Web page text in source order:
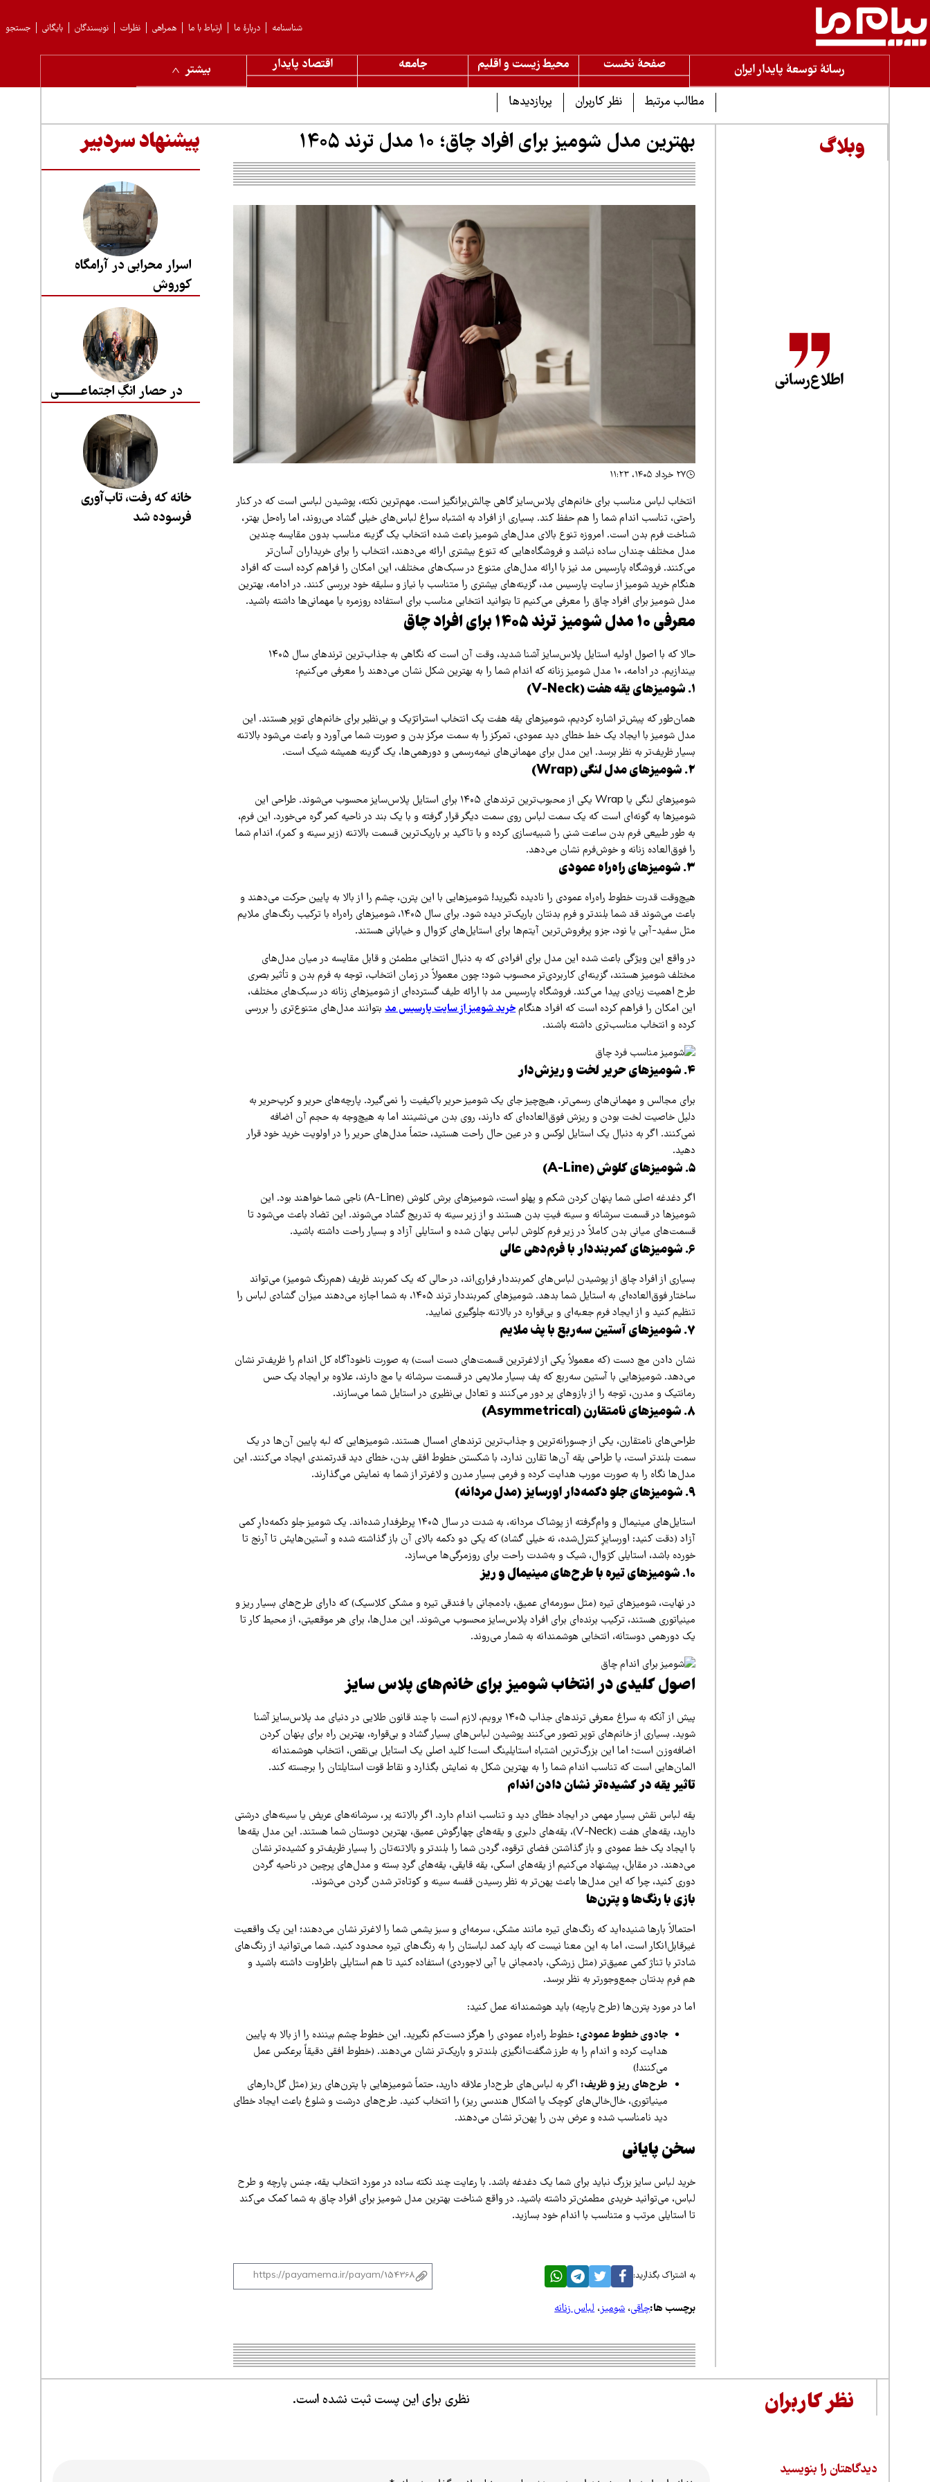
جستجو بایگانی نویسندگان نظرات همراهی ارتباط با ما دربارهٔ ما شناسنامه
رسانۀ توسعۀ پایدار ایران صفحۀ نخست محیط زیست و اقلیم جامعه اقتصاد پایدار
بیشتر
مطالب مرتبط
نظر کاربران پربازدیدها
وبلاگ
اطلاع‌رسانی
بهترین مدل شومیز برای افراد چاق؛ 10 مدل ترند 1405
۲۷ خرداد ۱۴۰۵، ۱۱:۲۳
انتخاب لباس مناسب برای خانم‌های پلاس‌سایز گاهی چالش‌برانگیز است. مهم‌ترین نکته، پوشیدن لباسی است که در کنار
راحتی، تناسب اندام شما را هم حفظ کند. بسیاری از افراد به اشتباه سراغ لباس‌های خیلی گشاد می‌روند، اما راه‌حل بهتر،
شناخت فرم بدن است. امروزه تنوع بالای مدل‌های شومیز باعث شده انتخاب یک گزینه مناسب بدون مقایسه چندین
مدل مختلف چندان ساده نباشد و فروشگاه‌هایی که تنوع بیشتری ارائه می‌دهند، انتخاب را برای خریداران آسان‌تر
می‌کنند. فروشگاه پارسیس مد نیز با ارائه مدل‌های متنوع در سبک‌های مختلف، این امکان را فراهم کرده است که افراد
هنگام خرید شومیز از سایت پارسیس مد، گزینه‌های بیشتری را متناسب با نیاز و سلیقه خود بررسی کنند. در ادامه، بهترین
مدل شومیز برای افراد چاق را معرفی می‌کنیم تا بتوانید انتخابی مناسب برای استفاده روزمره یا مهمانی‌ها داشته باشید.
معرفی 10 مدل شومیز ترند 1405 برای افراد چاق
حالا که با اصول اولیه استایل پلاس‌سایز آشنا شدید، وقت آن است که نگاهی به جذاب‌ترین ترندهای سال ۱۴۰۵
بیندازیم. در ادامه، ۱۰ مدل شومیز زنانه که اندام شما را به بهترین شکل نشان می‌دهند را معرفی می‌کنیم:
۱. شومیزهای یقه هفت (V-Neck)
همان‌طور که پیش‌تر اشاره کردیم، شومیزهای یقه هفت یک انتخاب استراتژیک و بی‌نظیر برای خانم‌های توپر هستند. این
مدل شومیز با ایجاد یک خط خطای دید عمودی، تمرکز را به سمت مرکز بدن و صورت شما می‌آورد و باعث می‌شود بالاتنه
بسیار ظریف‌تر به نظر برسد. این مدل برای مهمانی‌های نیمه‌رسمی و دورهمی‌ها، یک گزینه همیشه شیک است.
۲. شومیزهای مدل لنگی (Wrap)
شومیزهای لنگی یا Wrap یکی از محبوب‌ترین ترندهای ۱۴۰۵ برای استایل پلاس‌سایز محسوب می‌شوند. طراحی این
شومیزها به گونه‌ای است که یک سمت لباس روی سمت دیگر قرار گرفته و با یک بند در ناحیه کمر گره می‌خورد. این فرم،
به طور طبیعی فرم بدن ساعت شنی را شبیه‌سازی کرده و با تاکید بر باریک‌ترین قسمت بالاتنه (زیر سینه و کمر)، اندام شما
را فوق‌العاده زنانه و خوش‌فرم نشان می‌دهد.
۳. شومیزهای راه‌راه عمودی
هیچ‌وقت قدرت خطوط راه‌راه عمودی را نادیده نگیرید! شومیزهایی با این پترن، چشم را از بالا به پایین حرکت می‌دهند و
باعث می‌شوند قد شما بلندتر و فرم بدنتان باریک‌تر دیده شود. برای سال ۱۴۰۵، شومیزهای راه‌راه با ترکیب رنگ‌های ملایم
مثل سفید-آبی یا نود، جزو پرفروش‌ترین آیتم‌ها برای استایل‌های کژوال و خیابانی هستند.
در واقع این ویژگی باعث شده این مدل برای افرادی که به دنبال انتخابی مطمئن و قابل مقایسه در میان مدل‌های
مختلف شومیز هستند، گزینه‌ای کاربردی‌تر محسوب شود؛ چون معمولاً در زمان انتخاب، توجه به فرم بدن و تأثیر بصری
طرح اهمیت زیادی پیدا می‌کند. فروشگاه پارسیس مد با ارائه طیف گسترده‌ای از شومیزهای زنانه در سبک‌های مختلف،
این امکان را فراهم کرده است که افراد هنگامخرید شومیز از سایت پارسیس مدبتوانند مدل‌های متنوع‌تری را بررسی
کرده و انتخاب مناسب‌تری داشته باشند.
۴. شومیزهای حریر لخت و ریزش‌دار
برای مجالس و مهمانی‌های رسمی‌تر، هیچ‌چیز جای یک شومیز حریر باکیفیت را نمی‌گیرد. پارچه‌های حریر و کرپ‌حریر به
دلیل خاصیت لخت بودن و ریزش فوق‌العاده‌ای که دارند، روی بدن می‌نشینند اما به هیچ‌وجه به حجم آن اضافه
نمی‌کنند. اگر به دنبال یک استایل لوکس و در عین حال راحت هستید، حتماً مدل‌های حریر را در اولویت خرید خود قرار
دهید.
۵. شومیزهای کلوش (A-Line)
اگر دغدغه اصلی شما پنهان کردن شکم و پهلو است، شومیزهای برش کلوش (A-Line) ناجی شما خواهند بود. این
شومیزها در قسمت سرشانه و سینه فیتِ بدن هستند و از زیر سینه به تدریج گشاد می‌شوند. این تضاد باعث می‌شود تا
قسمت‌های میانی بدن کاملاً در زیر فرم کلوش لباس پنهان شده و استایلی آزاد و بسیار راحت داشته باشید.
۶. شومیزهای کمربنددار با فرم‌دهی عالی
بسیاری از افراد چاق از پوشیدن لباس‌های کمربنددار فراری‌اند، در حالی که یک کمربند ظریف (هم‌رنگ شومیز) می‌تواند
ساختار فوق‌العاده‌ای به استایل شما بدهد. شومیزهای کمربنددار ترند ۱۴۰۵، به شما اجازه می‌دهند میزان گشادی لباس را
تنظیم کنید و از ایجاد فرم جعبه‌ای و بی‌قواره در بالاتنه جلوگیری نمایید.
۷. شومیزهای آستین سه‌ربع با پف ملایم
نشان دادن مچ دست (که معمولاً یکی از لاغرترین قسمت‌های دست است) به صورت ناخودآگاه کل اندام را ظریف‌تر نشان
می‌دهد. شومیزهایی با آستین سه‌ربع که پف بسیار ملایمی در قسمت سرشانه یا مچ دارند، علاوه بر ایجاد یک حس
رمانتیک و مدرن، توجه را از بازوهای پر دور می‌کنند و تعادل بی‌نظیری در استایل شما می‌سازند.
۸. شومیزهای نامتقارن (Asymmetrical)
طراحی‌های نامتقارن، یکی از جسورانه‌ترین و جذاب‌ترین ترندهای امسال هستند. شومیزهایی که لبه پایین آن‌ها در یک
سمت بلندتر است، یا طراحی یقه آن‌ها تقارن ندارد، با شکستن خطوط افقی بدن، خطای دید قدرتمندی ایجاد می‌کنند. این
مدل‌ها نگاه را به صورت مورب هدایت کرده و فرمی بسیار مدرن و لاغرتر از شما به نمایش می‌گذارند.
۹. شومیزهای جلو دکمه‌دار اورسایز (مدل مردانه)
استایل‌های مینیمال و وام‌گرفته از پوشاک مردانه، به شدت در سال ۱۴۰۵ پرطرفدار شده‌اند. یک شومیز جلو دکمه‌دارِ کمی
آزاد (دقت کنید: اورسایزِ کنترل‌شده، نه خیلی گشاد) که یکی دو دکمه بالای آن باز گذاشته شده و آستین‌هایش تا آرنج تا
خورده باشد، استایلی کژوال، شیک و به‌شدت راحت برای روزمرگی‌ها می‌سازد.
۱۰. شومیزهای تیره با طرح‌های مینیمال و ریز
در نهایت، شومیزهای تیره (مثل سورمه‌ای عمیق، بادمجانی یا فندقی تیره و مشکی کلاسیک) که دارای طرح‌های بسیار ریز و
مینیاتوری هستند، ترکیب برنده‌ای برای افراد پلاس‌سایز محسوب می‌شوند. این مدل‌ها، برای هر موقعیتی، از محیط کار تا
یک دورهمی دوستانه، انتخابی هوشمندانه به شمار می‌روند.
اصول کلیدی در انتخاب شومیز برای خانم‌های پلاس سایز
پیش از آنکه به سراغ معرفی ترندهای جذاب ۱۴۰۵ برویم، لازم است با چند قانون طلایی در دنیای مد پلاس‌سایز آشنا
شوید. بسیاری از خانم‌های توپر تصور می‌کنند پوشیدن لباس‌های بسیار گشاد و بی‌قواره، بهترین راه برای پنهان کردن
اضافه‌وزن است؛ اما این بزرگ‌ترین اشتباه استایلینگ است! کلید اصلی یک استایل بی‌نقص، انتخاب هوشمندانه
المان‌هایی است که تناسب اندام شما را به بهترین شکل به نمایش بگذارد و نقاط قوت استایلتان را برجسته کند.
تاثیر یقه در کشیده‌تر نشان دادن اندام
یقه لباس نقش بسیار مهمی در ایجاد خطای دید و تناسب اندام دارد. اگر بالاتنه پر، سرشانه‌های عریض یا سینه‌های درشتی
دارید، یقه‌های هفت (V-Neck)، یقه‌های دلبری و یقه‌های چهارگوش عمیق، بهترین دوستان شما هستند. این مدل یقه‌ها
با ایجاد یک خط عمودی و باز گذاشتن فضای ترقوه، گردن شما را بلندتر و بالاتنه‌تان را بسیار ظریف‌تر و کشیده‌تر نشان
می‌دهند. در مقابل، پیشنهاد می‌کنیم از یقه‌های اسکی، یقه قایقی، یقه‌های گردِ بسته و مدل‌های پرچین در ناحیه گردن
دوری کنید، چرا که این مدل‌ها باعث پهن‌تر به نظر رسیدن قفسه سینه و کوتاه‌تر شدن گردن می‌شوند.
بازی با رنگ‌ها و پترن‌ها
احتمالاً بارها شنیده‌اید که رنگ‌های تیره مانند مشکی، سرمه‌ای و سبز یشمی شما را لاغرتر نشان می‌دهند؛ این یک واقعیت
غیرقابل‌انکار است، اما به این معنا نیست که باید کمد لباستان را به رنگ‌های تیره محدود کنید. شما می‌توانید از رنگ‌های
شادتر با تناژ کمی عمیق‌تر (مثل زرشکی، بادمجانی یا آبی لاجوردی) استفاده کنید تا هم استایلی باطراوت داشته باشید و
هم فرم بدنتان جمع‌وجورتر به نظر برسد.
اما در مورد پترن‌ها (طرح پارچه) باید هوشمندانه عمل کنید:
جادوی خطوط عمودی: خطوط راه‌راه عمودی را هرگز دست‌کم نگیرید. این خطوط چشم بیننده را از بالا به پایین
هدایت کرده و اندام را به طرز شگفت‌انگیزی بلندتر و باریک‌تر نشان می‌دهند. (خطوط افقی دقیقاً برعکس عمل
می‌کنند!)
طرح‌های ریز و ظریف: اگر به لباس‌های طرح‌دار علاقه دارید، حتماً شومیزهایی با پترن‌های ریز (مثل گل‌دارهای
مینیاتوری، خال‌خالی‌های کوچک یا اشکال هندسی ریز) را انتخاب کنید. طرح‌های درشت و شلوغ باعث ایجاد خطای
دید نامناسب شده و عرض بدن را پهن‌تر نشان می‌دهند.
سخن پایانی
خرید لباس سایز بزرگ نباید برای شما یک دغدغه باشد. با رعایت چند نکته ساده در مورد انتخاب یقه، جنس پارچه و طرح
لباس، می‌توانید خریدی مطمئن‌تر داشته باشید. در واقع شناخت بهترین مدل شومیز برای افراد چاق به شما کمک می‌کند
تا استایلی مرتب و متناسب با اندام خود بسازید.
به اشتراک بگذارید:
برچسب ها:چاقی،شومیز،لباس زنانه
پیشنهاد سردبیر
اسرار محرابی در آرامگاه
کوروش
در حصار انگِ اجتماعــــــــی
خانه که رفت، تاب‌آوری
فرسوده شد
نظر کاربران نظری برای این پست ثبت نشده است.
دیدگاهتان را بنویسید